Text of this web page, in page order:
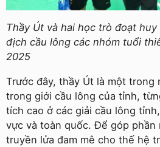
Thầy Út và hai học trò đoạt
địch cầu lông các nhóm tuổi
2025
Trước đây, thầy Út là một trong
trong giới cầu lông của tỉnh,
tích cao ở các giải cầu lông
vực và toàn quốc. Để góp phần
truyền lửa đam mê cho thế hệ